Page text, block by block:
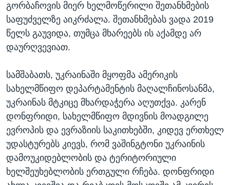
გორბაჩოვის მიერ ხელმოწერილი შეთანხმების
საფუძველზე აიკრძალა. შეთანხმებას ვადა 2019
წელს გაუვიდა, თუმცა მხარეებს ის აქამდე არ
დაურღვევიათ.
სამშაბათს, უკრაინაში მყოფმა ამერიკის
სახელმწიფო დეპარტამენტის მაღალჩინოსანმა,
უკრაინას მტკიცე მხარდაჭერა აღუთქვა. კარენ
დონფრიდი, სახელმწიფო მდივნის მოადგილე
ევროპის და ევრაზიის საკითხებში, კიდევ ერთხელ
უდასტურებს კიევს, რომ ვაშინგტონი უკრაინის
დამოუკიდებლობის და ტერიტორიული
ხელშეუხებლობის ერთგული რჩება. დონფრიდი